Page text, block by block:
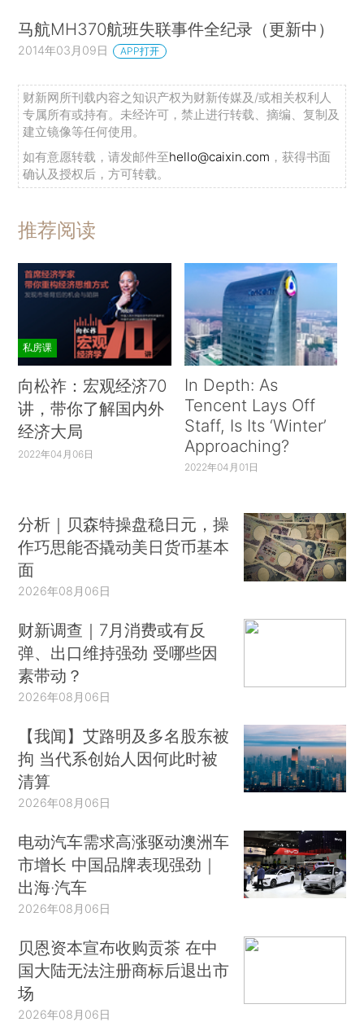
马航MH370航班失联事件全纪录（更新中）
2014年03月09日 APP打开
财新网所刊载内容之知识产权为财新传媒及/或相关权利人
专属所有或持有。未经许可，禁止进行转载、摘编、复制及
建立镜像等任何使用。
如有意愿转载，请发邮件至hello@caixin.com ，获得书面
确认及授权后，方可转载。
推荐阅读
私房课
向松祚：宏观经济70
讲，带你了解国内外
经济大局
2022年04月06日
In Depth: As
Tencent Lays Off
Staff, Is Its ‘Winter’
Approaching?
2022年04月01日
分析｜贝森特操盘稳日元，操
作巧思能否撬动美日货币基本
面
2026年08月06日
财新调查｜7月消费或有反
弹、出口维持强劲 受哪些因
素带动？
2026年08月06日
【我闻】艾路明及多名股东被
拘 当代系创始人因何此时被
清算
2026年08月06日
电动汽车需求高涨驱动澳洲车
市增长 中国品牌表现强劲｜
出海·汽车
2026年08月06日
贝恩资本宣布收购贡茶 在中
国大陆无法注册商标后退出市
场
2026年08月06日